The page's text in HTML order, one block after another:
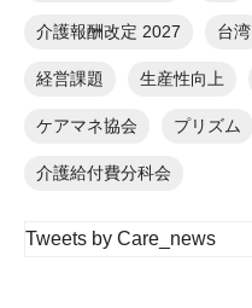
介護報酬改定 2027 台湾
経営課題 生産性向上
ケアマネ協会 プリズム
介護給付費分科会
Tweets by Care_news